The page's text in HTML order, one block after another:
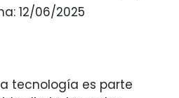
12/06/2025
tecnología es parte